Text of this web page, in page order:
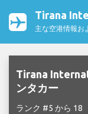
Tirana
主な空港情報お
Tirana
ンタカー
ランク #5 から 18